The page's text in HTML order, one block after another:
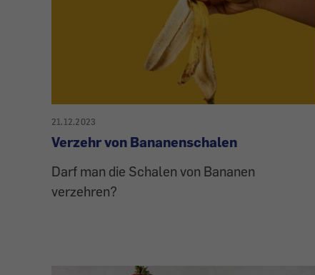
21.12.2023
Verzehr von Bananenschalen
Darf man die Schalen von Bananen
verzehren?